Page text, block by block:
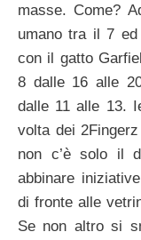
masse. Come?
umano tra il 7
con il gatto
8 dalle 16 alle
dalle 11 alle 13.
volta dei
non c’è solo il
abbinare
di fronte alle
Se non altro si